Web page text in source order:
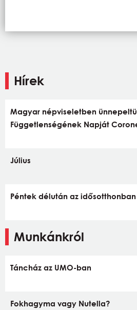
Hírek
Magyar népviseletben
Függetlenségének Napját
Július
Péntek délután az idősotthonban
Munkánkról
Táncház az UMO-ban
Fokhagyma vagy Nutella?